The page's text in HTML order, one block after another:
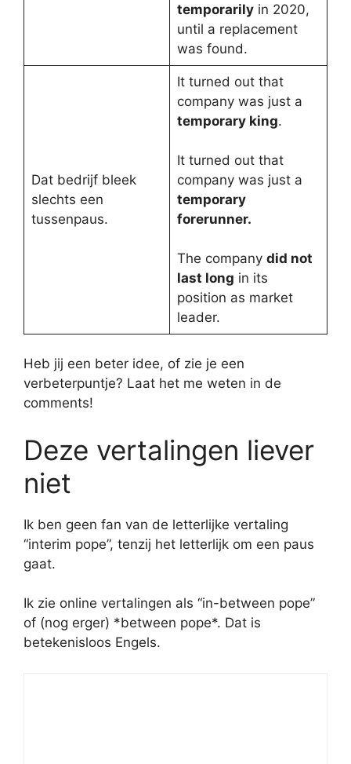
temporarilyin 2020,
until a replacement
was found.
Dat bedrijf bleek
slechts een
tussenpaus.
It turned out that
company was just a
temporary king.
It turned out that
company was just a
temporary
forerunner.
The company did not
last long in its
position as market
leader.
Heb jij een beter idee, of zie je een
verbeterpuntje? Laat het me weten in de
comments!
Deze vertalingen liever
niet
Ik ben geen fan van de letterlijke vertaling
“interim pope”, tenzij het letterlijk om een paus
gaat.
Ik zie online vertalingen als “in-between pope”
of (nog erger) *between pope*. Dat is
betekenisloos Engels.